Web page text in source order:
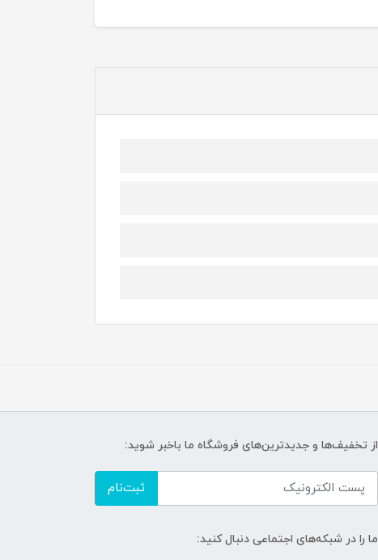
از تخفیف‌ها و جدیدترین‌های فروشگاه ما باخبر شوید:
ثبت‌نام
ما را در شبکه‌های اجتماعی دنبال کنید: